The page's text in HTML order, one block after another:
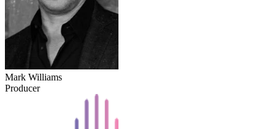
Mark Williams
Producer